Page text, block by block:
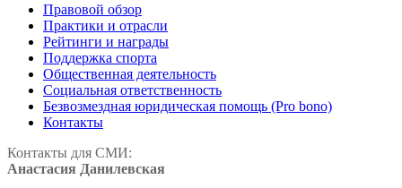
Правовой обзор
Практики и отрасли
Рейтинги и награды
Поддержка спорта
Общественная деятельность
Социальная ответственность
Безвозмездная юридическая помощь (Pro bono)
Контакты
Контакты для СМИ:
Анастасия Данилевская